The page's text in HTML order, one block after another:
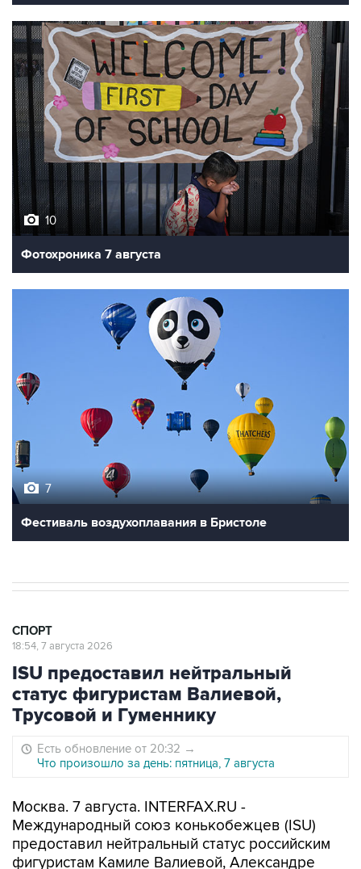
10
Фотохроника 7 августа
7
Фестиваль воздухоплавания в Бристоле
СПОРТ
18:54, 7 августа 2026
ISU предоставил нейтральный
статус фигуристам Валиевой,
Трусовой и Гуменнику
Есть обновление от 20:32 →
Что произошло за день: пятница, 7 августа
Москва. 7 августа. INTERFAX.RU -
Международный союз конькобежцев (ISU)
предоставил нейтральный статус российским
фигуристам Камиле Валиевой, Александре